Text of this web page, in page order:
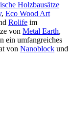
Holzbausätze
, Eco Wood Art
Rolife im
von Metal Earth,
ein umfangreiches
von Nanoblock und